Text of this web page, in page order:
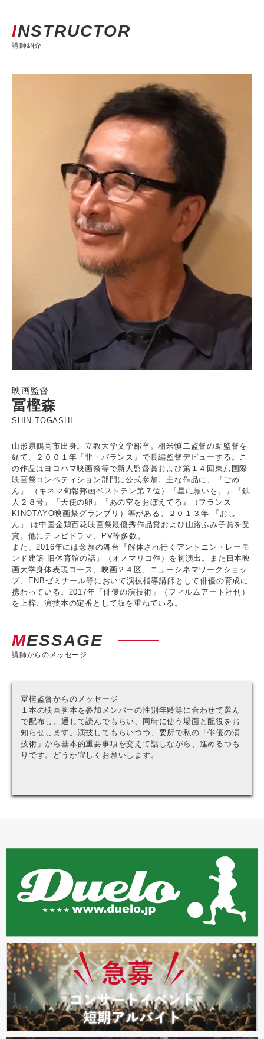
INSTRUCTOR
講師紹介
映画監督
冨樫森
SHIN TOGASHI
山形県鶴岡市出身。立教大学文学部卒。相米慎二監督の助監督を
経て、２００１年『非・バランス』で長編監督デビューする。こ
の作品はヨコハマ映画祭等で新人監督賞および第１４回東京国際
映画祭コンペティション部門に公式参加。主な作品に、『ごめ
ん』 （キネマ旬報邦画ベストテン第７位）『星に願いを。』『鉄
人２８号』『天使の卵』『あの空をおぼえてる』（フランス
KINOTAYO映画祭グランプリ）等がある。２０１３年 『おし
ん』 は中国金鶏百花映画祭最優秀作品賞および山路ふみ子賞を受
賞。他にテレビドラマ、PV等多数。
また、2016年には念願の舞台『解体され行くアントニン・レーモ
ンド建築 旧体育館の話』（オノマリコ作）を初演出。また日本映
画大学身体表現コース、映画２４区、ニューシネマワークショッ
プ、ENBゼミナール等において演技指導講師として俳優の育成に
携わっている。2017年「俳優の演技術」（フィルムアート社刊）
を上梓、演技本の定番として版を重ねている。
MESSAGE
講師からのメッセージ
冨樫監督からのメッセージ
１本の映画脚本を参加メンバーの性別年齢等に合わせて選ん
で配布し、通して読んでもらい、同時に使う場面と配役をお
知らせします。演技してもらいつつ、要所で私の「俳優の演
技術」から基本的重要事項を交えて話しながら、進めるつも
りです。どうか宜しくお願いします。